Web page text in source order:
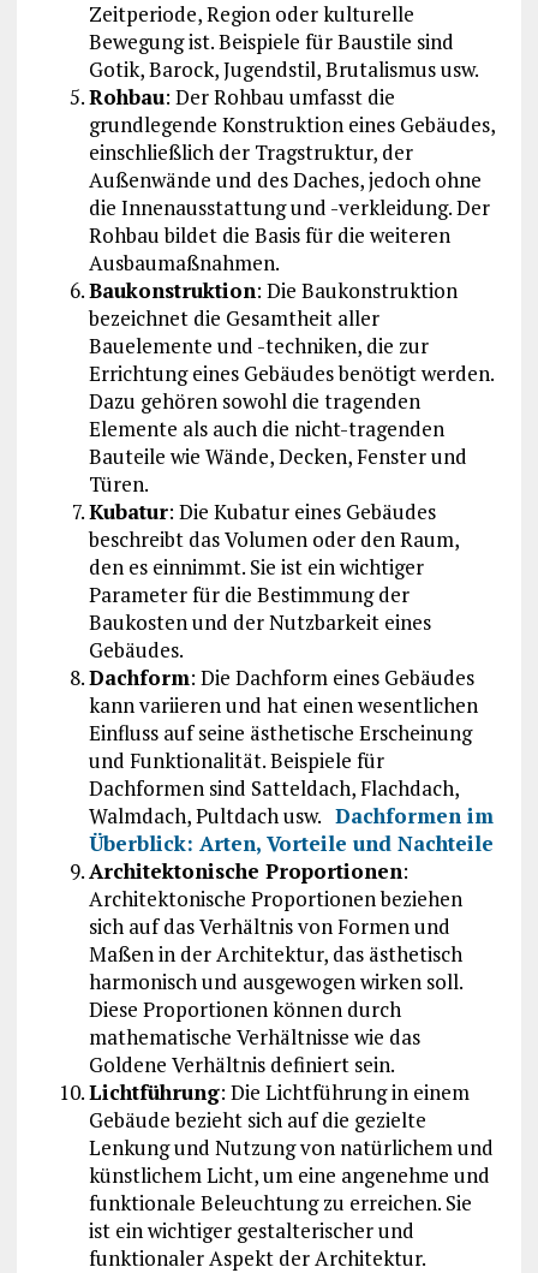
Zeitperiode, Region oder kulturelle
Bewegung ist. Beispiele für Baustile sind
Gotik, Barock, Jugendstil, Brutalismus usw.
Rohbau: Der Rohbau umfasst die
grundlegende Konstruktion eines Gebäudes,
einschließlich der Tragstruktur, der
Außenwände und des Daches, jedoch ohne
die Innenausstattung und -verkleidung. Der
Rohbau bildet die Basis für die weiteren
Ausbaumaßnahmen.
Baukonstruktion: Die Baukonstruktion
bezeichnet die Gesamtheit aller
Bauelemente und -techniken, die zur
Errichtung eines Gebäudes benötigt werden.
Dazu gehören sowohl die tragenden
Elemente als auch die nicht-tragenden
Bauteile wie Wände, Decken, Fenster und
Türen.
Kubatur: Die Kubatur eines Gebäudes
beschreibt das Volumen oder den Raum,
den es einnimmt. Sie ist ein wichtiger
Parameter für die Bestimmung der
Baukosten und der Nutzbarkeit eines
Gebäudes.
Dachform: Die Dachform eines Gebäudes
kann variieren und hat einen wesentlichen
Einfluss auf seine ästhetische Erscheinung
und Funktionalität. Beispiele für
Dachformen sind Satteldach, Flachdach,
Walmdach, Pultdach usw. Dachformen im
Überblick: Arten, Vorteile und Nachteile
Architektonische Proportionen:
Architektonische Proportionen beziehen
sich auf das Verhältnis von Formen und
Maßen in der Architektur, das ästhetisch
harmonisch und ausgewogen wirken soll.
Diese Proportionen können durch
mathematische Verhältnisse wie das
Goldene Verhältnis definiert sein.
Lichtführung: Die Lichtführung in einem
Gebäude bezieht sich auf die gezielte
Lenkung und Nutzung von natürlichem und
künstlichem Licht, um eine angenehme und
funktionale Beleuchtung zu erreichen. Sie
ist ein wichtiger gestalterischer und
funktionaler Aspekt der Architektur.